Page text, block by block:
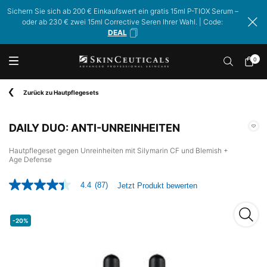
Sichern Sie sich ab 200 € Einkaufswert ein gratis 15ml P-TIOX Serum –
oder ab 230 € zwei 15ml Corrective Seren Ihrer Wahl. | Code:
DEAL
Mein
0
0
Zurück zu Hautpflegesets
DAILY DUO: ANTI-UNREINHEITEN
Hautpflegeset gegen Unreinheiten mit Silymarin CF und Blemish +
Age Defense
4.4
Sternen,
Durchschnittswert
4.4 (87) Jetzt Produkt bewerten
-20%